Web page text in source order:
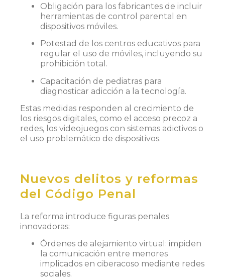
Obligación para los fabricantes de incluir
herramientas de control parental en
dispositivos móviles.
Potestad de los centros educativos para
regular el uso de móviles, incluyendo su
prohibición total.
Capacitación de pediatras para
diagnosticar adicción a la tecnología.
Estas medidas responden al crecimiento de
los riesgos digitales, como el acceso precoz a
redes, los videojuegos con sistemas adictivos o
el uso problemático de dispositivos.
Nuevos delitos y reformas
del Código Penal
La reforma introduce figuras penales
innovadoras:
Órdenes de alejamiento virtual: impiden
la comunicación entre menores
implicados en ciberacoso mediante redes
sociales.